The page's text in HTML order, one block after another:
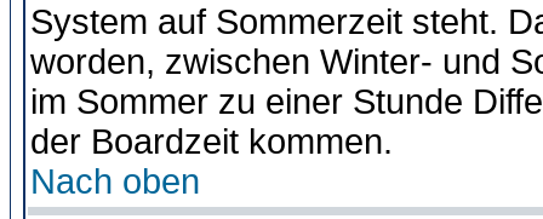
System auf Sommerzeit steht.
worden, zwischen Winter- und
im Sommer zu einer Stunde
der Boardzeit kommen.
Nach oben